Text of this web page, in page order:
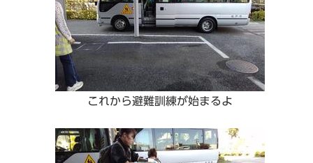
これから避難訓練が始まるよ